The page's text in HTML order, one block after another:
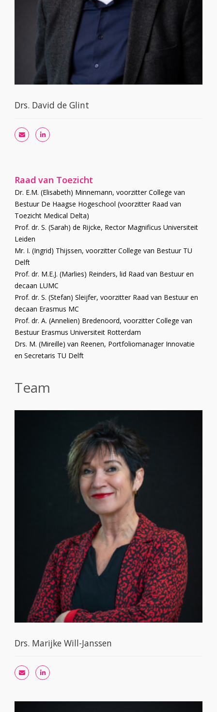
Drs. David de Glint
Raad van Toezicht
Dr. E.M. (Elisabeth) Minnemann, voorzitter College van
Bestuur De Haagse Hogeschool (voorzitter Raad van
Toezicht Medical Delta)
Prof. dr. S. (Sarah) de Rijcke, Rector Magnificus Universiteit
Leiden
Mr. I. (Ingrid) Thijssen, voorzitter College van Bestuur TU
Delft
Prof. dr. M.E.J. (Marlies) Reinders, lid Raad van Bestuur en
decaan LUMC
Prof. dr. S. (Stefan) Sleijfer, voorzitter Raad van Bestuur en
decaan Erasmus MC
Prof. dr. A. (Annelien) Bredenoord, voorzitter College van
Bestuur Erasmus Universiteit Rotterdam
Drs. M. (Mireille) van Reenen, Portfoliomanager Innovatie
en Secretaris TU Delft
Team
Drs. Marijke Will-Janssen